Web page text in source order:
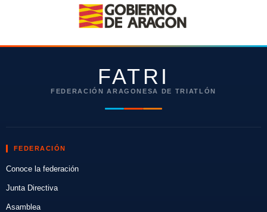
FATRI
FEDERACIÓN ARAGONESA DE TRIATLÓN
FEDERACIÓN
Conoce la federación
Junta Directiva
Asamblea